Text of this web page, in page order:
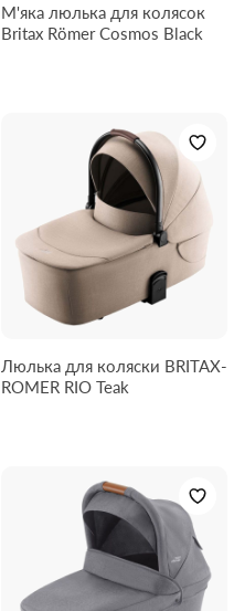
М'яка люлька для колясок
Britax Römer Cosmos Black
Люлька для коляски BRITAX-
ROMER RIO Teak